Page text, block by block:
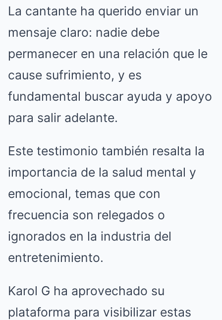
La cantante ha querido enviar un
mensaje claro: nadie debe
permanecer en una relación que le
cause sufrimiento, y es
fundamental buscar ayuda y apoyo
para salir adelante.
Este testimonio también resalta la
importancia de la salud mental y
emocional, temas que con
frecuencia son relegados o
ignorados en la industria del
entretenimiento.
Karol G ha aprovechado su
plataforma para visibilizar estas